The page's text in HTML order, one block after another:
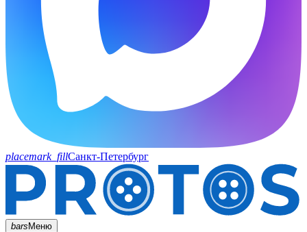
placemark_fillСанкт-Петербург
barsМеню